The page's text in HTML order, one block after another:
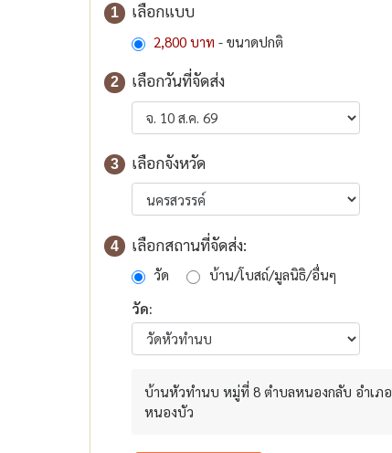
1 เลือกแบบ
2,800 บาท - ขนาดปกติ
2 เลือกวันที่จัดส่ง
3 เลือกจังหวัด
4 เลือกสถานที่จัดส่ง:
วัด
บ้าน/โบสถ์/มูลนิธิ/อื่นๆ
วัด:
บ้านหัวทำนบ หมู่ที่ 8 ตำบลหนองกลับ อำเภอ
หนองบัว